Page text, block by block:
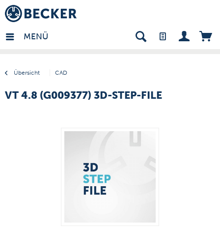
MENÜ
Übersicht CAD
- DE
VT 4.8 (G009377) 3D-STEP-FILE